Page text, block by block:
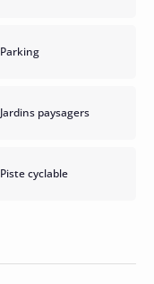
Parking
Jardins paysagers
Piste cyclable